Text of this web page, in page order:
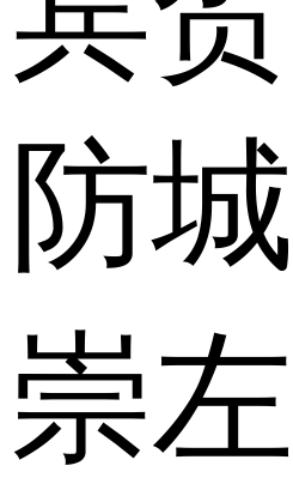
防
崇左